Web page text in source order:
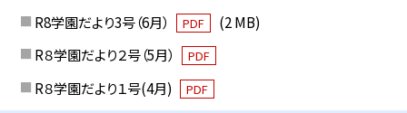
R8学園だより3号（6月）
PDF
(2 MB)
R８学園だより２号（5月）
PDF
R８学園だより１号(4月) PDF